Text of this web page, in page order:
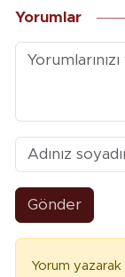
Yorumlar
Gönder
Yorum yazarak